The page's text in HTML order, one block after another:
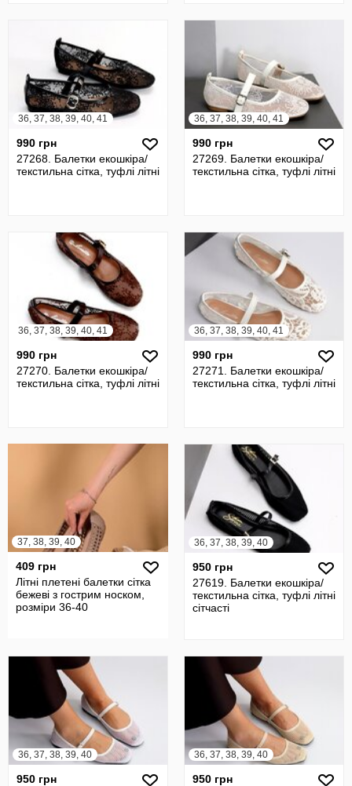
36, 37, 38, 39, 40, 41
990 грн
27268. Балетки екошкіра/
текстильна сітка, туфлі літні
36, 37, 38, 39, 40, 41
990 грн
27269. Балетки екошкіра/
текстильна сітка, туфлі літні
36, 37, 38, 39, 40, 41
990 грн
27270. Балетки екошкіра/
текстильна сітка, туфлі літні
36, 37, 38, 39, 40, 41
990 грн
27271. Балетки екошкіра/
текстильна сітка, туфлі літні
37, 38, 39, 40
409 грн
Літні плетені балетки сітка
бежеві з гострим носком,
розміри 36-40
36, 37, 38, 39, 40
950 грн
27619. Балетки екошкіра/
текстильна сітка, туфлі літні
сітчасті
36, 37, 38, 39, 40
950 грн
36, 37, 38, 39, 40
950 грн